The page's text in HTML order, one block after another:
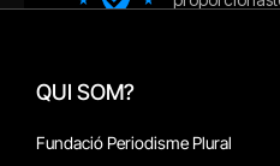
QUI SOM?
Fundació Periodisme Plural